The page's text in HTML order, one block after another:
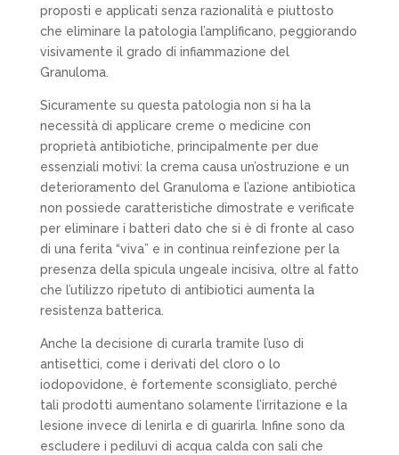
proposti e applicati senza razionalità e piuttosto
che eliminare la patologia l’amplificano, peggiorando
visivamente il grado di infiammazione del
Granuloma.
Sicuramente su questa patologia non si ha la
necessità di applicare creme o medicine con
proprietà antibiotiche, principalmente per due
essenziali motivi: la crema causa un’ostruzione e un
deterioramento del Granuloma e l’azione antibiotica
non possiede caratteristiche dimostrate e verificate
per eliminare i batteri dato che si è di fronte al caso
di una ferita “viva” e in continua reinfezione per la
presenza della spicula ungeale incisiva, oltre al fatto
che l’utilizzo ripetuto di antibiotici aumenta la
resistenza batterica.
Anche la decisione di curarla tramite l’uso di
antisettici, come i derivati del cloro o lo
iodopovidone, è fortemente sconsigliato, perché
tali prodotti aumentano solamente l’irritazione e la
lesione invece di lenirla e di guarirla. Infine sono da
escludere i pediluvi di acqua calda con sali che